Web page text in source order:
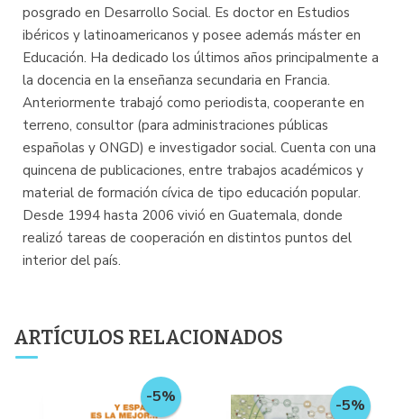
posgrado en Desarrollo Social. Es doctor en Estudios
ibéricos y latinoamericanos y posee además máster en
Educación. Ha dedicado los últimos años principalmente a
la docencia en la enseñanza secundaria en Francia.
Anteriormente trabajó como periodista, cooperante en
terreno, consultor (para administraciones públicas
españolas y ONGD) e investigador social. Cuenta con una
quincena de publicaciones, entre trabajos académicos y
material de formación cívica de tipo educación popular.
Desde 1994 hasta 2006 vivió en Guatemala, donde
realizó tareas de cooperación en distintos puntos del
interior del país.
ARTÍCULOS RELACIONADOS
-5% -5%